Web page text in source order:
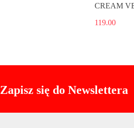
CREAM
119.00
Zapisz się do Newslettera